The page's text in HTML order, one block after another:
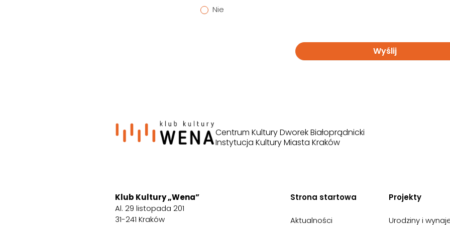
Nie
Wyślij
Centrum Kultury Dworek Białoprądnicki
Instytucja Kultury Miasta Kraków
Klub Kultury „Wena”
Al. 29 listopada 201
31-241 Kraków
Strona startowa
Aktualności
Projekty
Urodziny i